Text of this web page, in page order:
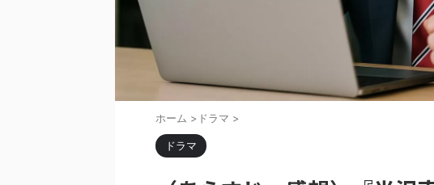
ホーム > ドラマ >
ドラマ